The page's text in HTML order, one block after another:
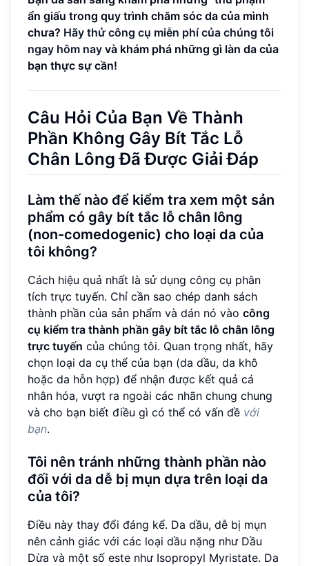
ẩn giấu trong quy trình chăm sóc da của mình
chưa? Hãy thử công cụ miễn phí của chúng tôi
ngay hôm nay và khám phá những gì làn da của
bạn thực sự cần!
Câu Hỏi Của Bạn Về Thành
Phần Không Gây Bít Tắc Lỗ
Chân Lông Đã Được Giải Đáp
Làm thế nào để kiểm tra xem một sản
phẩm có gây bít tắc lỗ chân lông
(non-comedogenic) cho loại da của
tôi không?
Cách hiệu quả nhất là sử dụng công cụ phân
tích trực tuyến. Chỉ cần sao chép danh sách
thành phần của sản phẩm và dán nó vào công
cụ kiểm tra thành phần gây bít tắc lỗ chân lông
trực tuyến của chúng tôi. Quan trọng nhất, hãy
chọn loại da cụ thể của bạn (da dầu, da khô
hoặc da hỗn hợp) để nhận được kết quả cá
nhân hóa, vượt ra ngoài các nhãn chung chung
và cho bạn biết điều gì có thể có vấn đề với
bạn.
Tôi nên tránh những thành phần nào
đối với da dễ bị mụn dựa trên loại da
của tôi?
Điều này thay đổi đáng kể. Da dầu, dễ bị mụn
nên cảnh giác với các loại dầu nặng như Dầu
Dừa và một số este như Isopropyl Myristate. Da